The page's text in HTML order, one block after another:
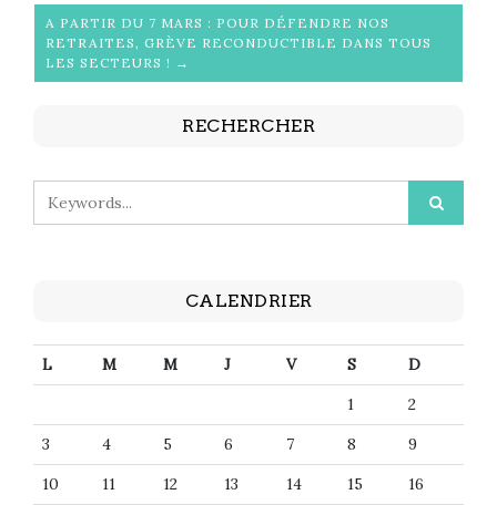
A PARTIR DU 7 MARS : POUR DÉFENDRE NOS
RETRAITES, GRÈVE RECONDUCTIBLE DANS TOUS
LES SECTEURS ! →
RECHERCHER
CALENDRIER
L M M J V S
D
1
2
3
4 5 6 7 8
9
10
11 12 13 14 15
16